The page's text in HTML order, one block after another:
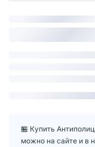
🏪 Купить
можно на сайте и в